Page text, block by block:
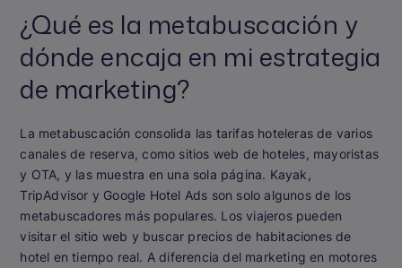
¿Qué es la metabuscación y
dónde encaja en mi estrategia
de marketing?
La metabuscación consolida las tarifas hoteleras de varios
canales de reserva, como sitios web de hoteles, mayoristas
y OTA, y las muestra en una sola página. Kayak,
TripAdvisor y Google Hotel Ads son solo algunos de los
metabuscadores más populares. Los viajeros pueden
visitar el sitio web y buscar precios de habitaciones de
hotel en tiempo real. A diferencia del marketing en motores